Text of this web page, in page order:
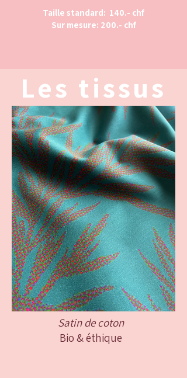
Taille standard: 140.- chf
Sur mesure: 200.- chf
Les tissus
Satin de coton
Bio & éthique